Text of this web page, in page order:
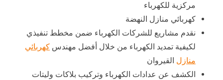
مركزية للكهرباء
كهربائي منازل النهضة
نقدم مشاريع للشركات الكهرباء ضمن مخطط تنفيذي
لكيفية تمديد الكهرباء من خلال أفضل مهندس كهربائي
منازل القيروان
الكشف عن عدادات الكهرباء وتركيب بلاكات وليتات